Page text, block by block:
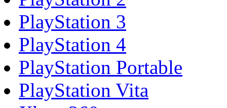
PlayStation 3
PlayStation 4
PlayStation Portable
PlayStation Vita